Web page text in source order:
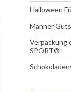
Halloween
Männer
Verpackung
SPORT®